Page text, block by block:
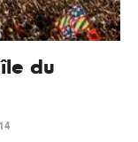
du